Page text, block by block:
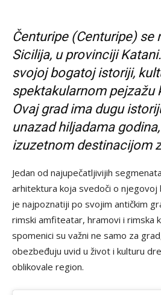
Čenturipe (Centuripe) se
Sicilija, u provinciji
svojoj bogatoj istoriji,
spektakularnom pejzažu
Ovaj grad ima dugu
unazad hiljadama
izuzetnom destinacijom
Jedan od najupečatljivijih
arhitektura koja svedoči o
je najpoznatiji po svojim antičkim
rimski amfiteatar, hramovi i rimska
spomenici su važni ne samo za
obezbeđuju uvid u život i kulturu
oblikovale region.